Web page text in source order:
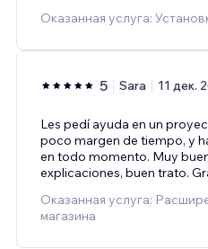
Оказанная услуга:
5 Sara 11 дек.
Les pedí ayuda en un
poco margen de tiempo, y
en todo momento. Muy
explicaciones, buen trato.
Оказанная услуга:
магазина